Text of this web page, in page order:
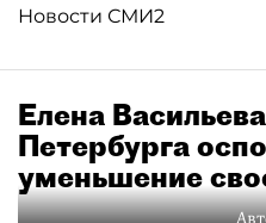
Новости СМИ2
Елена
Петербурга
уменьшение